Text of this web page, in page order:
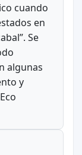
cuando
en
Se
algunas
y